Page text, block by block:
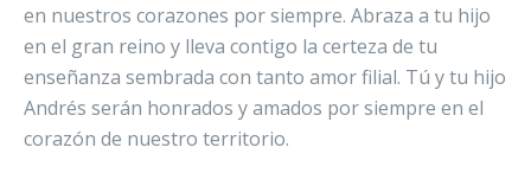
en nuestros corazones por siempre. Abraza a tu hijo
en el gran reino y lleva contigo la certeza de tu
enseñanza sembrada con tanto amor filial. Tú y tu hijo
Andrés serán honrados y amados por siempre en el
corazón de nuestro territorio.